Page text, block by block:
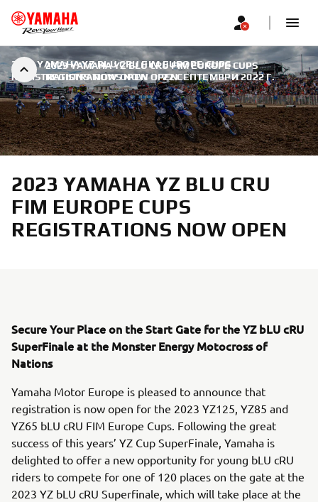
2023 YAMAHA YZ BLU CRU FIM EUROPE CUPS
REGISTRATIONS NOW OPEN
2023 YAMAHA YZ BLU CRU FIM EUROPE CUPS
REGISTRATIONS NOW OPEN | 22 СЕПТЕМВРИ 2022 Г.
2023 YAMAHA YZ BLU CRU
FIM EUROPE CUPS
REGISTRATIONS NOW OPEN
Secure Your Place on the Start Gate for the YZ bLU cRU
SuperFinale at the Monster Energy Motocross of
Nations
Yamaha Motor Europe is pleased to announce that
registration is now open for the 2023 YZ125, YZ85 and
YZ65 bLU cRU FIM Europe Cups. Following the great
success of this years’ YZ Cup SuperFinale, Yamaha is
delighted to offer a new opportunity for young bLU cRU
riders to compete for one of 120 places on the gate at the
2023 YZ bLU cRU Superfinale, which will take place at the